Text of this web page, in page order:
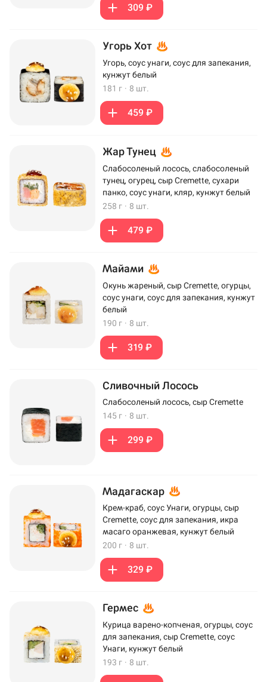
309 ₽
Угорь Хот
Угорь, соус унаги, соус для запекания,
кунжут белый
181 г · 8 шт.
459 ₽
Жар Тунец
Слабосоленый лосось, слабосоленый
тунец, огурец, сыр Cremette, сухари
панко, соус унаги, кляр, кунжут белый
258 г · 8 шт.
479 ₽
Майами
Окунь жареный, сыр Cremette, огурцы,
соус унаги, соус для запекания, кунжут
белый
190 г · 8 шт.
319 ₽
Сливочный Лосось
Слабосоленый лосось, сыр Cremette
145 г · 8 шт.
299 ₽
Мадагаскар
Крем-краб, соус Унаги, огурцы, сыр
Cremette, соус для запекания, икра
масаго оранжевая, кунжут белый
200 г · 8 шт.
329 ₽
Гермес
Курица варено-копченая, огурцы, соус
для запекания, сыр Cremette, соус
Унаги, кунжут белый
193 г · 8 шт.